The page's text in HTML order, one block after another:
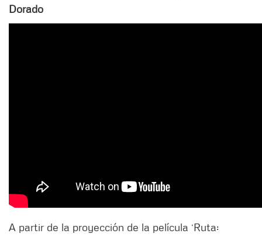
Dorado
A partir de la proyección de la película ‘Ruta: